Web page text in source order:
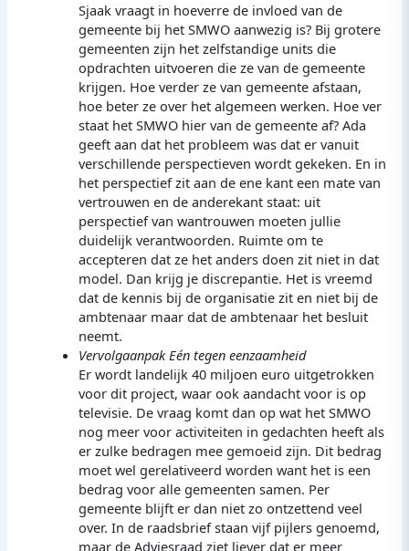
Sjaak vraagt in hoeverre de invloed van de
gemeente bij het SMWO aanwezig is? Bij grotere
gemeenten zijn het zelfstandige units die
opdrachten uitvoeren die ze van de gemeente
krijgen. Hoe verder ze van gemeente afstaan,
hoe beter ze over het algemeen werken. Hoe ver
staat het SMWO hier van de gemeente af? Ada
geeft aan dat het probleem was dat er vanuit
verschillende perspectieven wordt gekeken. En in
het perspectief zit aan de ene kant een mate van
vertrouwen en de anderekant staat: uit
perspectief van wantrouwen moeten jullie
duidelijk verantwoorden. Ruimte om te
accepteren dat ze het anders doen zit niet in dat
model. Dan krijg je discrepantie. Het is vreemd
dat de kennis bij de organisatie zit en niet bij de
ambtenaar maar dat de ambtenaar het besluit
neemt.
Vervolgaanpak Eén tegen eenzaamheid
Er wordt landelijk 40 miljoen euro uitgetrokken
voor dit project, waar ook aandacht voor is op
televisie. De vraag komt dan op wat het SMWO
nog meer voor activiteiten in gedachten heeft als
er zulke bedragen mee gemoeid zijn. Dit bedrag
moet wel gerelativeerd worden want het is een
bedrag voor alle gemeenten samen. Per
gemeente blijft er dan niet zo ontzettend veel
over. In de raadsbrief staan vijf pijlers genoemd,
maar de Adviesraad ziet liever dat er meer